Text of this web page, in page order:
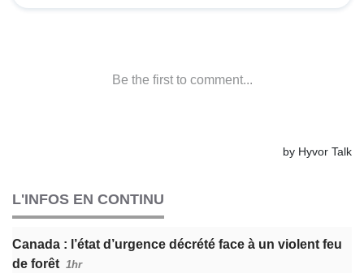
L'INFOS EN CONTINU
Canada : l’état d’urgence décrété face à un violent feu
de forêt 1hr